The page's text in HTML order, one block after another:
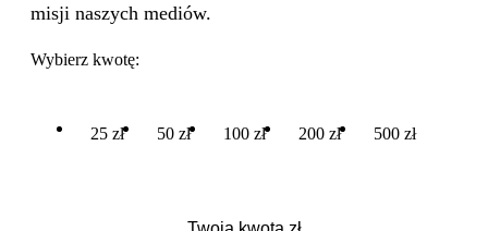
misji naszych mediów.
Wybierz kwotę:
25 zł 50 zł 100 zł 200 zł 500 zł